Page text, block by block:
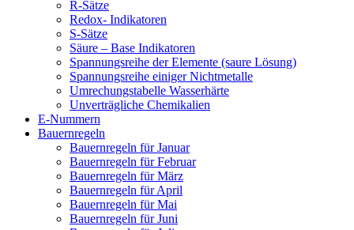
R-Sätze
Redox- Indikatoren
S-Sätze
Säure – Base Indikatoren
Spannungsreihe der Elemente (saure Lösung)
Spannungsreihe einiger Nichtmetalle
Umrechungstabelle Wasserhärte
Unverträgliche Chemikalien
E-Nummern
Bauernregeln
Bauernregeln für Januar
Bauernregeln für Februar
Bauernregeln für März
Bauernregeln für April
Bauernregeln für Mai
Bauernregeln für Juni